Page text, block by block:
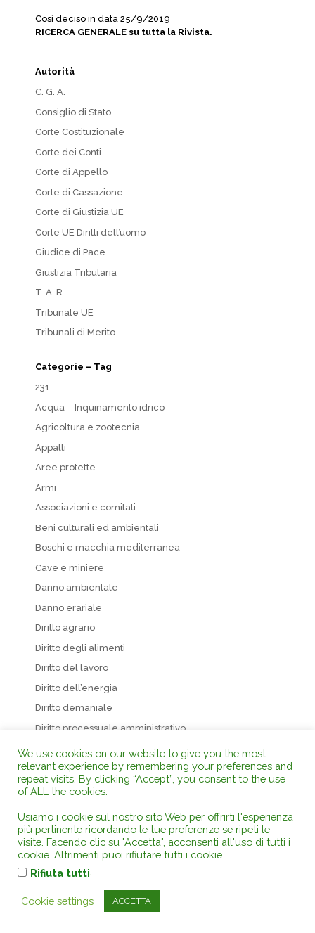
Così deciso in data 25/9/2019
RICERCA GENERALE su tutta la Rivista.
Autorità
C. G. A.
Consiglio di Stato
Corte Costituzionale
Corte dei Conti
Corte di Appello
Corte di Cassazione
Corte di Giustizia UE
Corte UE Diritti dell’uomo
Giudice di Pace
Giustizia Tributaria
T. A. R.
Tribunale UE
Tribunali di Merito
Categorie – Tag
231
Acqua – Inquinamento idrico
Agricoltura e zootecnia
Appalti
Aree protette
Armi
Associazioni e comitati
Beni culturali ed ambientali
Boschi e macchia mediterranea
Cave e miniere
Danno ambientale
Danno erariale
Diritto agrario
Diritto degli alimenti
Diritto del lavoro
Diritto dell’energia
Diritto demaniale
Diritto processuale amministrativo
Diritto processuale civile
Diritto processuale europeo
Diritto processuale penale
Diritto urbanistico – edilizia
Diritto venatorio e della pesca
Espropriazione
Incendi boschivi
We use cookies on our website to give you the most
relevant experience by remembering your preferences and
repeat visits. By clicking “Accept”, you consent to the use
of ALL the cookies.
Usiamo i cookie sul nostro sito Web per offrirti l'esperienza
più pertinente ricordando le tue preferenze se ripeti le
visite. Facendo clic su "Accetta", acconsenti all'uso di tutti i
cookie. Altrimenti puoi rifiutare tutti i cookie.
Rifiuta tutti
Cookie settings ACCETTA